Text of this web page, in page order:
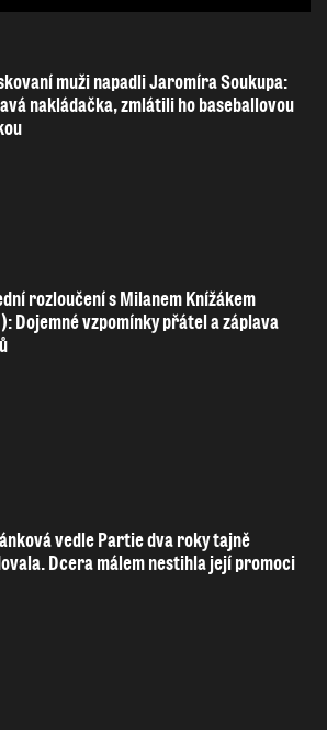
muži napadli Jaromíra Soukupa:
nakládačka, zmlátili ho baseballovou
rozloučení s Milanem Knížákem
Dojemné vzpomínky přátel a záplava
vedle Partie dva roky tajně
Dcera málem nestihla její promoci